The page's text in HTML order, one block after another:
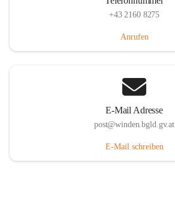
+43 2160 8275
Anrufen
E-Mail Adresse
post@winden.bgld.gv.at
E-Mail schreiben